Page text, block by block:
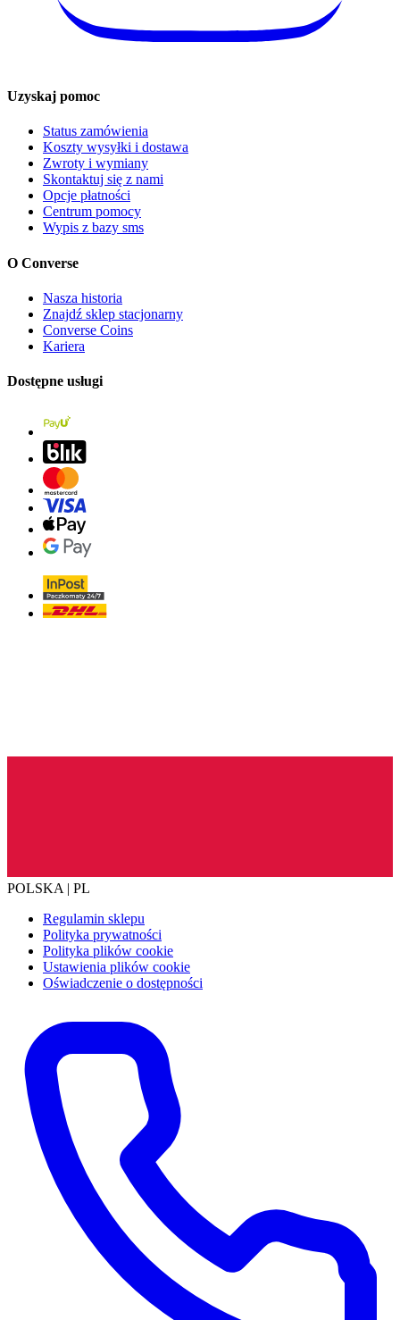
Uzyskaj pomoc
Status zamówienia
Koszty wysyłki i dostawa
Zwroty i wymiany
Skontaktuj się z nami
Opcje płatności
Centrum pomocy
Wypis z bazy sms
O Converse
Nasza historia
Znajdź sklep stacjonarny
Converse Coins
Kariera
Dostępne usługi
POLSKA | PL
Regulamin sklepu
Polityka prywatności
Polityka plików cookie
Ustawienia plików cookie
Oświadczenie o dostępności